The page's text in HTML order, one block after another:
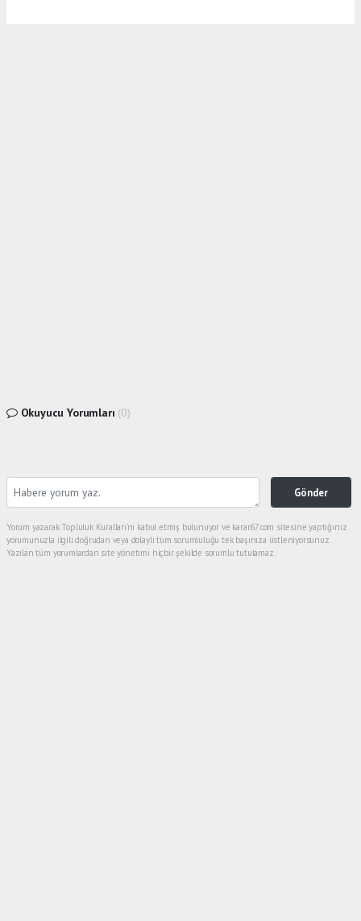
Okuyucu Yorumları (0)
Gönder
Yorum yazarak Topluluk Kuralları’nı kabul etmiş bulunuyor ve karar67.com sitesine yaptığınız
yorumunuzla ilgili doğrudan veya dolaylı tüm sorumluluğu tek başınıza üstleniyorsunuz.
Yazılan tüm yorumlardan site yönetimi hiçbir şekilde sorumlu tutulamaz.